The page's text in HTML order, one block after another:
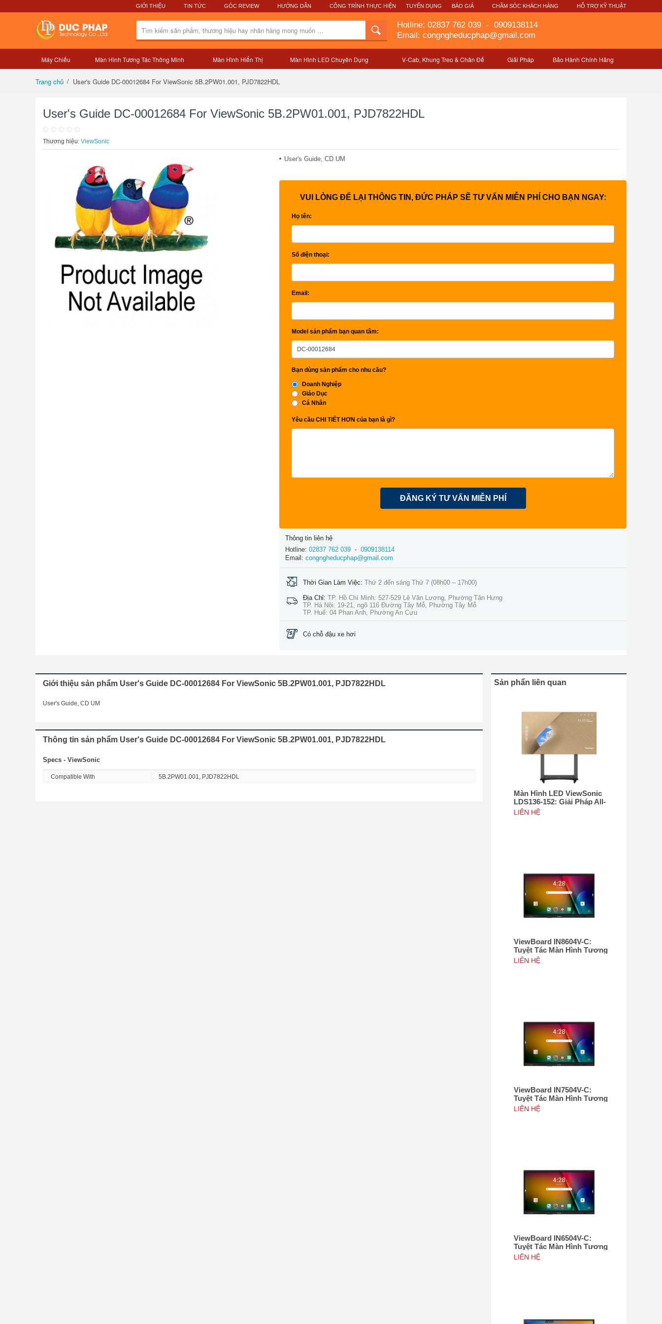
GIỚI THIỆU TIN TỨC GÓC REVIEW HƯỚNG DẪN CÔNG TRÌNH THỰC HIỆN TUYỂN DỤNG BÁO GIÁ CHĂM SÓC KHÁCH HÀNG HỖ TRỢ KỸ THUẬT
Hotline: 02837 762 039 - 0909138114
Email: congngheducphap@gmail.com
Tổng quan sản phẩm Mô tả sản phẩm
Máy Chiếu Màn Hình Tương Tác Thông Minh Màn Hình Hiển Thị Màn Hình LED Chuyên Dụng V-Cab, Khung Treo & Chân Đế Giải Pháp Bảo Hành Chính Hãng
Trang chủ User's Guide DC-00012684 For ViewSonic 5B.2PW01.001, PJD7822HDL
User's Guide DC-00012684 For ViewSonic 5B.2PW01.001, PJD7822HDL
Thương hiệu: ViewSonic
User's Guide, CD UM
VUI LÒNG ĐỂ LẠI THÔNG TIN, ĐỨC PHÁP SẼ TƯ VẤN MIỄN PHÍ CHO BẠN NGAY:
Họ tên:
Số điện thoại:
Email:
Model sản phẩm bạn quan tâm:
Bạn dùng sản phẩm cho nhu cầu?
Doanh Nghiệp
Giáo Dục
Cá Nhân
Yêu cầu CHI TIẾT HƠN của bạn là gì?
ĐĂNG KÝ TƯ VẤN MIỄN PHÍ
Thông tin liên hệ
Hotline: 02837 762 039 - 0909138114
Email: congngheducphap@gmail.com
Thời Gian Làm Việc: Thứ 2 đến sáng Thứ 7 (08h00 – 17h00)
Địa Chỉ: TP. Hồ Chí Minh: 527-529 Lê Văn Lương, Phường Tân Hưng
TP. Hà Nội: 19-21, ngõ 116 Đường Tây Mỗ, Phường Tây Mỗ
TP. Huế: 04 Phan Anh, Phường An Cựu
Có chỗ đậu xe hơi
Giới thiệu sản phẩm User's Guide DC-00012684 For ViewSonic 5B.2PW01.001, PJD7822HDL
User's Guide, CD UM
Thông tin sản phẩm User's Guide DC-00012684 For ViewSonic 5B.2PW01.001, PJD7822HDL
Specs - ViewSonic
Compatible With 5B.2PW01.001, PJD7822HDL
Sản phẩn liên quan
Màn Hình LED ViewSonic
LDS136-152: Giải Pháp All-
in-One Di Động Hàng Đầu
LIÊN HỆ
ViewBoard IN8604V-C:
Tuyệt Tác Màn Hình Tương
Tác 86", Tích hợp camera
4K độ phân giải 50MP, NFC
LIÊN HỆ
ViewBoard IN7504V-C:
Tuyệt Tác Màn Hình Tương
Tác 75", Tích hợp camera
4K độ phân giải 50MP, NFC
LIÊN HỆ
ViewBoard IN6504V-C:
Tuyệt Tác Màn Hình Tương
Tác 65inch, Tích hợp
camera 4K độ phân giải
LIÊN HỆ